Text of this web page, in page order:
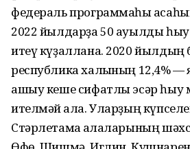
федераль программаһы
2022 йылдарҙа 50 ауылды
итеү күҙаллана. 2020
республика халҡының 12,4%
ашыу кеше сифатлы эсәр һыу
ителмәй ҡала. Уларҙың
Стәрлетамаҡ ҡалаларының